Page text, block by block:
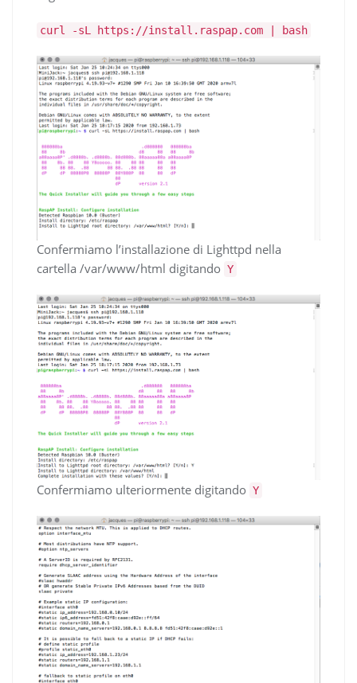
curl -sL https://install.raspap.com | bash
Confermiamo l’installazione di Lighttpd nella
cartella /var/www/html digitando Y
Confermiamo ulteriormente digitando Y